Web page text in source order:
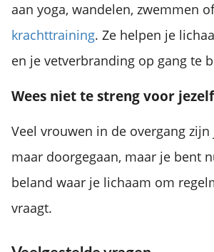
aan yoga, wandelen, zwemmen
krachttraining. Ze helpen je
en je vetverbranding op gang te
Wees niet te streng voor jezelf
Veel vrouwen in de overgang
maar doorgegaan, maar je bent
beland waar je lichaam om
vraagt.